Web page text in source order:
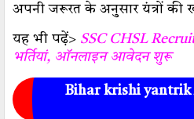
अपनी जरूरत के अनुसार यंत्रों की
यह भी पढ़ें> SSC CHSL
भर्तियां, ऑनलाइन आवेदन शुरू
Bihar krishi yantrik